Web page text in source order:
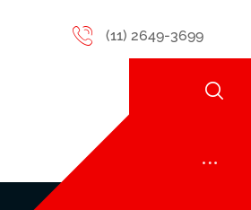
(11) 2649-3699